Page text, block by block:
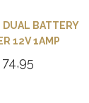
DUAL BATTERY
12V 1AMP
74,95